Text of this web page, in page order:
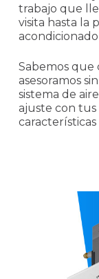
trabajo que
visita hasta la
acondicionado
Sabemos que
asesoramos
sistema de
ajuste con tus